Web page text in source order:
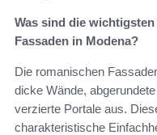
Was sind die
Fassaden in Modena?
Die romanischen
dicke Wände,
verzierte Portale aus.
charakteristische